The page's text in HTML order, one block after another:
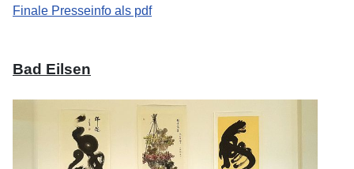
Finale Presseinfo als pdf
Bad Eilsen